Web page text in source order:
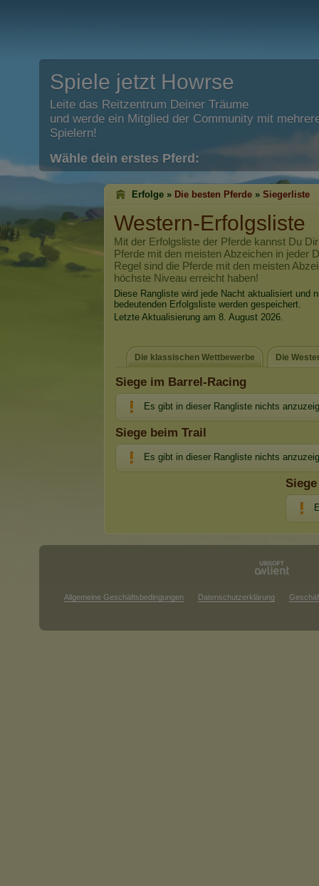
Spiele jetzt Howrse
Leite das Reitzentrum Deiner Träume
und werde ein Mitglied der Community mit
Spielern!
Wähle dein erstes Pferd:
Erfolge » Die besten Pferde » Siegerliste
Western-Erfolgsliste
Mit der Erfolgsliste der Pferde kannst Du
Pferde mit den meisten Abzeichen in jeder
Regel sind die Pferde mit den meisten
höchste Niveau erreicht haben!
Diese Rangliste wird jede Nacht aktualisiert und
bedeutenden Erfolgsliste werden gespeichert.
Letzte Aktualisierung am 8. August 2026.
Die klassischen Wettbewerbe Die
Siege im Barrel-Racing
Es gibt in dieser Rangliste nichts
Siege beim Trail
Es gibt in dieser Rangliste nichts
Allgemeine Geschäftsbedingungen Datenschutzerklärung